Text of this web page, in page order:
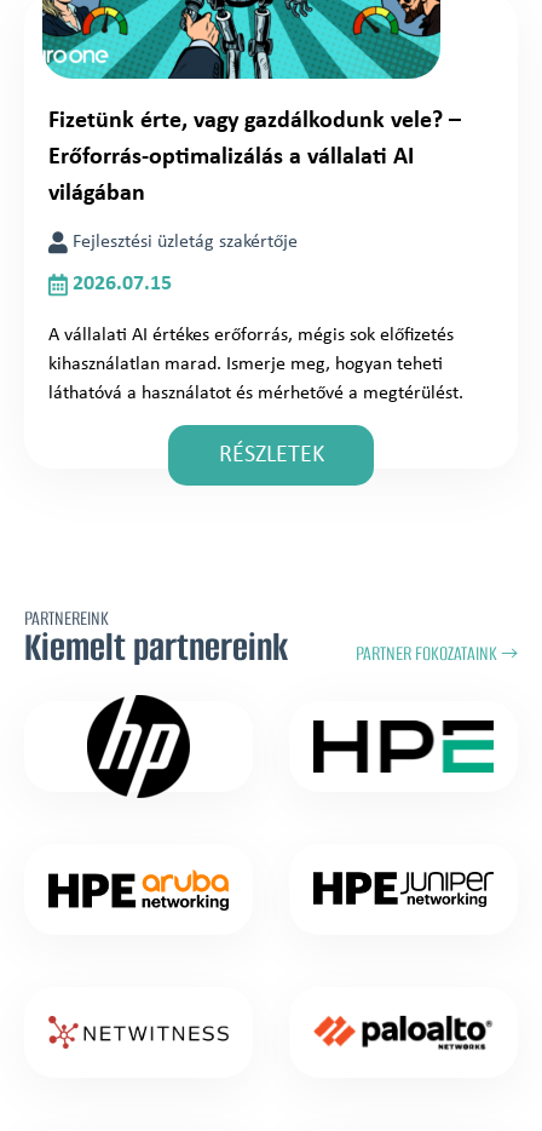
Fizetünk érte, vagy gazdálkodunk vele? –
Erőforrás-optimalizálás a vállalati AI
világában
Fejlesztési üzletág szakértője
2026.07.15
A vállalati AI értékes erőforrás, mégis sok előfizetés
kihasználatlan marad. Ismerje meg, hogyan teheti
láthatóvá a használatot és mérhetővé a megtérülést.
RÉSZLETEK
PARTNEREINK
Kiemelt partnereink PARTNER FOKOZATAINK →